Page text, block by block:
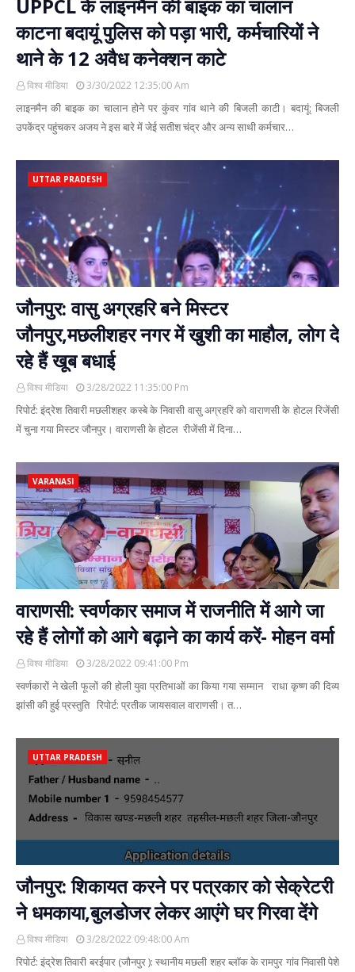
UPPCL के लाइनमैन की बाइक का चालान
काटना बदायूं पुलिस को पड़ा भारी, कर्मचारियों ने
थाने के 12 अवैध कनेक्शन काटे
विश्व मीडिया 3/30/2022 12:35:00 Am
लाइनमैन की बाइक का चालान होने पर कुंवर गांव थाने की बिजली काटी। बदायूं: बिजली
उपकेंद्र पहुंचकर अजय ने इस बारे में जेई सतीश चंद्र और अन्य साथी कर्मचार…
UTTAR PRADESH
जौनपुर: वासु अग्रहरि बने मिस्टर
जौनपुर,मछलीशहर नगर में खुशी का माहौल, लोग दे
रहे हैं खूब बधाई
विश्व मीडिया 3/28/2022 11:35:00 Pm
रिपोर्ट: इंद्रेश तिवारी मछलीशहर कस्बे के निवासी वासु अग्रहरि को वाराणसी के होटल रिजेंसी
में चुना गया मिस्टर जौनपुर। वाराणसी के होटल रीजेंसी में दिना…
VARANASI
वाराणसी: स्वर्णकार समाज में राजनीति में आगे जा
रहे हैं लोगों को आगे बढ़ाने का कार्य करें- मोहन वर्मा
विश्व मीडिया 3/28/2022 09:41:00 Pm
स्वर्णकारों ने खेली फूलों की होली युवा प्रतिभाओं का किया गया सम्मान राधा कृष्ण की दिव्य
झांसी की हुई प्रस्तुति रिपोर्ट: प्रतीक जायसवाल वाराणसी। त…
UTTAR PRADESH
जौनपुर: शिकायत करने पर पत्रकार को सेक्रेटरी
ने धमकाया,बुलडोजर लेकर आएंगे घर गिरवा देंगे
विश्व मीडिया 3/28/2022 09:48:00 Am
रिपोर्ट: इंद्रेश तिवारी बरईपार (जौनपुर ): स्थानीय मछली शहर ब्लॉक के रामपुर गांव निवासी पेशे